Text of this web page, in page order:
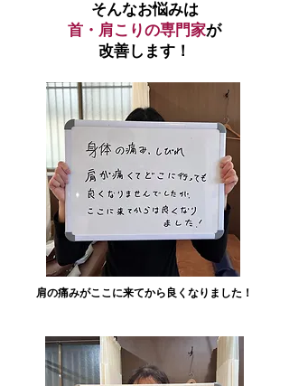
そんなお悩みは
首・肩こりの専門家が
改善します！
​肩の痛みがここに来てから良くなりました！